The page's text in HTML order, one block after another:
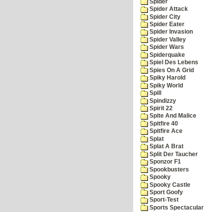
Spider
Spider Attack
Spider City
Spider Eater
Spider Invasion
Spider Valley
Spider Wars
Spiderquake
Spiel Des Lebens
Spies On A Grid
Spiky Harold
Spiky World
Spill
Spindizzy
Spirit 22
Spite And Malice
Spitfire 40
Spitfire Ace
Splat
Splat A Brat
Split Der Taucher
Sponzor F1
Spookbusters
Spooky
Spooky Castle
Sport Goofy
Sport-Test
Sports Spectacular